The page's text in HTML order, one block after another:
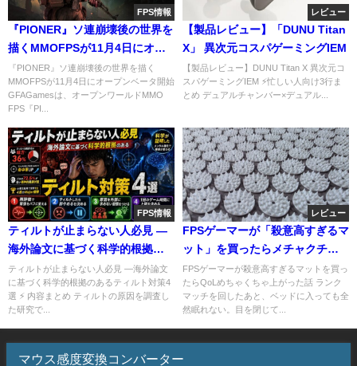
FPS情報
『PIONER』ソ連崩壊後の世界を
描くMMOFPSが11月4日にオー
プンベータ開始
『PIONER』ソ連崩壊後の世界を描く
MMOFPSが11月4日にオープンベータ開始
GFAGamesは、オープンワールドMMO
FPS『PI...
レビュー
【製品レビュー】「DUNU Titan
X」 異次元コスパゲーミングIEM
【製品レビュー】DUNU Titan X 異次元コ
スパゲーミングIEM ⚡忙しい人向け3行ま
とめ デュアルチャンバー×デュアル...
FPS情報
ティルトが止まらない人必見 ―
海外論文に基づく科学的根拠の
あるティルト対策4選
ティルトが止まらない人必見 ―海外論文
に基づく科学的根拠のあるティルト対策4
選 ⚡ 内容まとめ ティルトの原因を調査し
た研究で...
レビュー
FPSゲーマーが「殺意高すぎるマ
ット」を買ったらメチャクチャ
QoL上がった話【シャクティマ
ット】
FPSゲーマーが殺意高すぎるマットを買っ
たらQoLめちゃくちゃ上がった話 ランク
マッチを回したあと、ベッドに入っても全
然眠れない。目を閉じて...
マウス感度変換コンバーター